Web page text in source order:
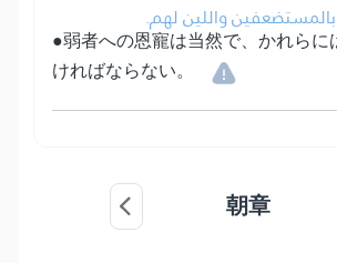
واللين لهم.
●弱者への恩寵は当然で、かれらに
ければならない。
朝章